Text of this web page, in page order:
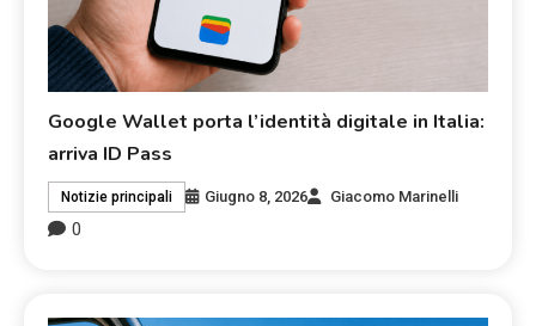
Google Wallet porta l’identità digitale in Italia:
arriva ID Pass
Notizie principali Giugno 8, 2026 Giacomo Marinelli
0